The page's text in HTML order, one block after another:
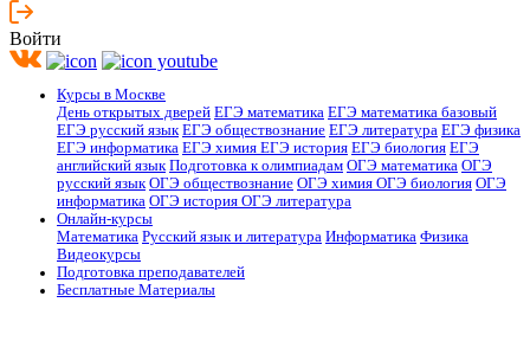
Войти
Курсы в Москве
День открытых дверей ЕГЭ математика ЕГЭ математика базовый
ЕГЭ русский язык ЕГЭ обществознание ЕГЭ литература ЕГЭ физика
ЕГЭ информатика ЕГЭ химия ЕГЭ история ЕГЭ биология ЕГЭ
английский язык Подготовка к олимпиадам ОГЭ математика ОГЭ
русский язык ОГЭ обществознание ОГЭ химия ОГЭ биология ОГЭ
информатика ОГЭ история ОГЭ литература
Онлайн-курсы
Математика Русский язык и литература Информатика Физика
Видеокурсы
Подготовка преподавателей
Бесплатные Материалы